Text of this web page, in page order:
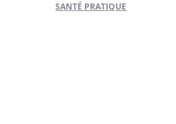
SANTÉ PRATIQUE